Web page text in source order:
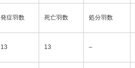
発症羽数 死亡羽数 処分羽数
13 13 –